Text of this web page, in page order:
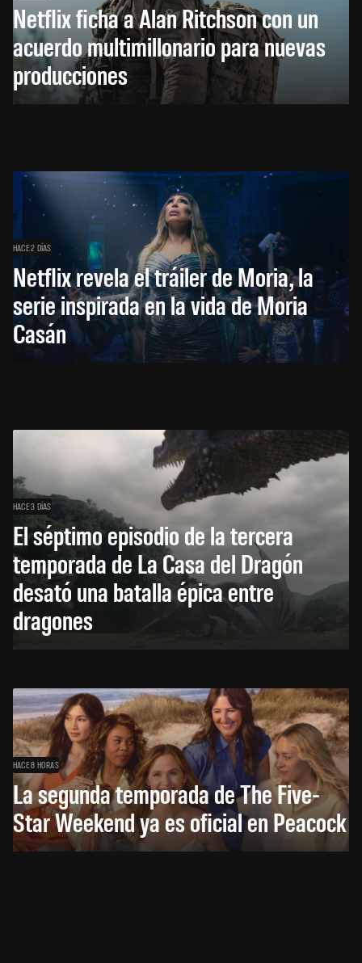
Netflix ficha a Alan Ritchson con un
acuerdo multimillonario para nuevas
producciones
HACE 2 DÍAS
Netflix revela el tráiler de Moria, la
serie inspirada en la vida de Moria
Casán
HACE 3 DÍAS
El séptimo episodio de la tercera
temporada de La Casa del Dragón
desató una batalla épica entre
dragones
HACE 8 HORAS
La segunda temporada de The Five-
Star Weekend ya es oficial en Peacock